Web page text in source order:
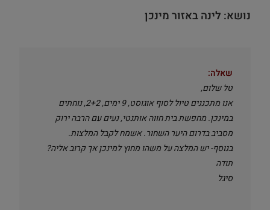
נושא: לינה באזור מינכן
שאלה:
טל שלום,
אנו מתכננים טיול לסוף אוגוסט, 9 ימים, 2+2, נוחתים
במינכן. מחפשת בית חווה אותנטי, נעים עם הרבה ירוק
מסביב בדרום היער השחור. אשמח לקבל המלצות.
בנוסף- יש המלצה על משהו מחוץ למינכן אך קרוב אליה?
תודה
סיגל